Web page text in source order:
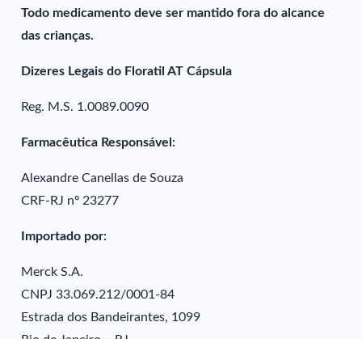
Todo medicamento deve ser mantido fora do alcance
das crianças.
Dizeres Legais do Floratil AT Cápsula
Reg. M.S. 1.0089.0090
Farmacêutica Responsável:
Alexandre Canellas de Souza
CRF-RJ nº 23277
Importado por:
Merck S.A.
CNPJ 33.069.212/0001-84
Estrada dos Bandeirantes, 1099